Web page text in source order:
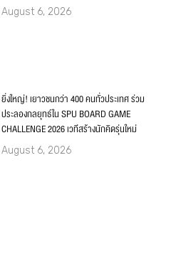
August 6, 2026
ยิ่งใหญ่! เยาวชนกว่า 400 คนทั่วประเทศ ร่วม
ประลองกลยุทธ์ใน SPU BOARD GAME
CHALLENGE 2026 เวทีสร้างนักคิดรุ่นใหม่
August 6, 2026